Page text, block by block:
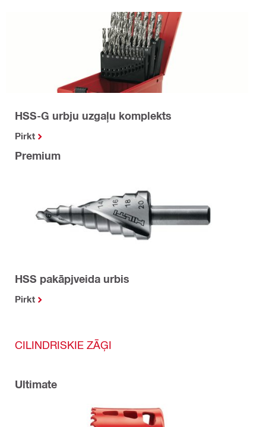
HSS-G urbju uzgaļu komplekts
Pirkt
Premium
HSS pakāpjveida urbis
Pirkt
CILINDRISKIE ZĀĢI
Ultimate